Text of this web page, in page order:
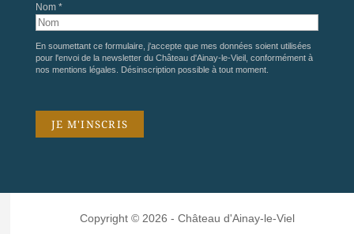
Nom *
En soumettant ce formulaire, j'accepte que mes données soient utilisées
pour l'envoi de la newsletter du Château d'Ainay-le-Vieil, conformément à
nos mentions légales . Désinscription possible à tout moment.
Copyright © 2026 - Château d'Ainay-le-Viel